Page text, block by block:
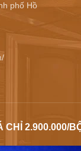
phố Hồ
CHỈ 2.900.000/